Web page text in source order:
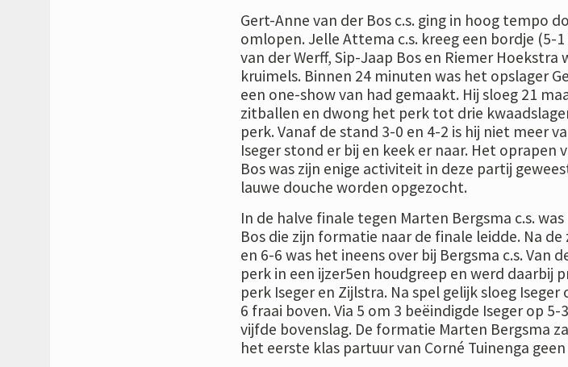
Gert-Anne van der Bos c.s. ging in hoog tempo
omlopen. Jelle Attema c.s. kreeg een bordje (5-
van der Werff, Sip-Jaap Bos en Riemer Hoekstra
kruimels. Binnen 24 minuten was het opslager
een one-show van had gemaakt. Hij sloeg 21
zitballen en dwong het perk tot drie
perk. Vanaf de stand 3-0 en 4-2 is hij niet meer
Iseger stond er bij en keek er naar. Het oprapen
Bos was zijn enige activiteit in deze partij
lauwe douche worden opgezocht.
In de halve finale tegen Marten Bergsma c.s.
Bos die zijn formatie naar de finale leidde. Na
en 6-6 was het ineens over bij Bergsma c.s. Van
perk in een ijzer5en houdgreep en werd daarbij
perk Iseger en Zijlstra. Na spel gelijk sloeg Iseger
6 fraai boven. Via 5 om 3 beëindigde Iseger op
vijfde bovenslag. De formatie Marten Bergsma
het eerste klas partuur van Corné Tuinenga